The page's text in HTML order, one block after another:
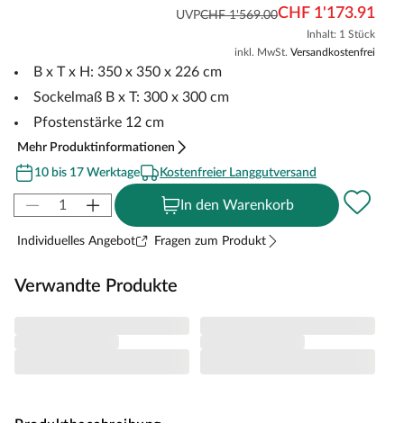
UVPCHF 1'569.00CHF 1'173.91
Inhalt: 1 Stück
inkl. MwSt. Versandkostenfrei
B x T x H: 350 x 350 x 226 cm
Sockelmaß B x T: 300 x 300 cm
Pfostenstärke 12 cm
Mehr Produktinformationen
10 bis 17 Werktage
Kostenfreier Langgutversand
In den Warenkorb
Individuelles Angebot Fragen zum Produkt
Verwandte Produkte